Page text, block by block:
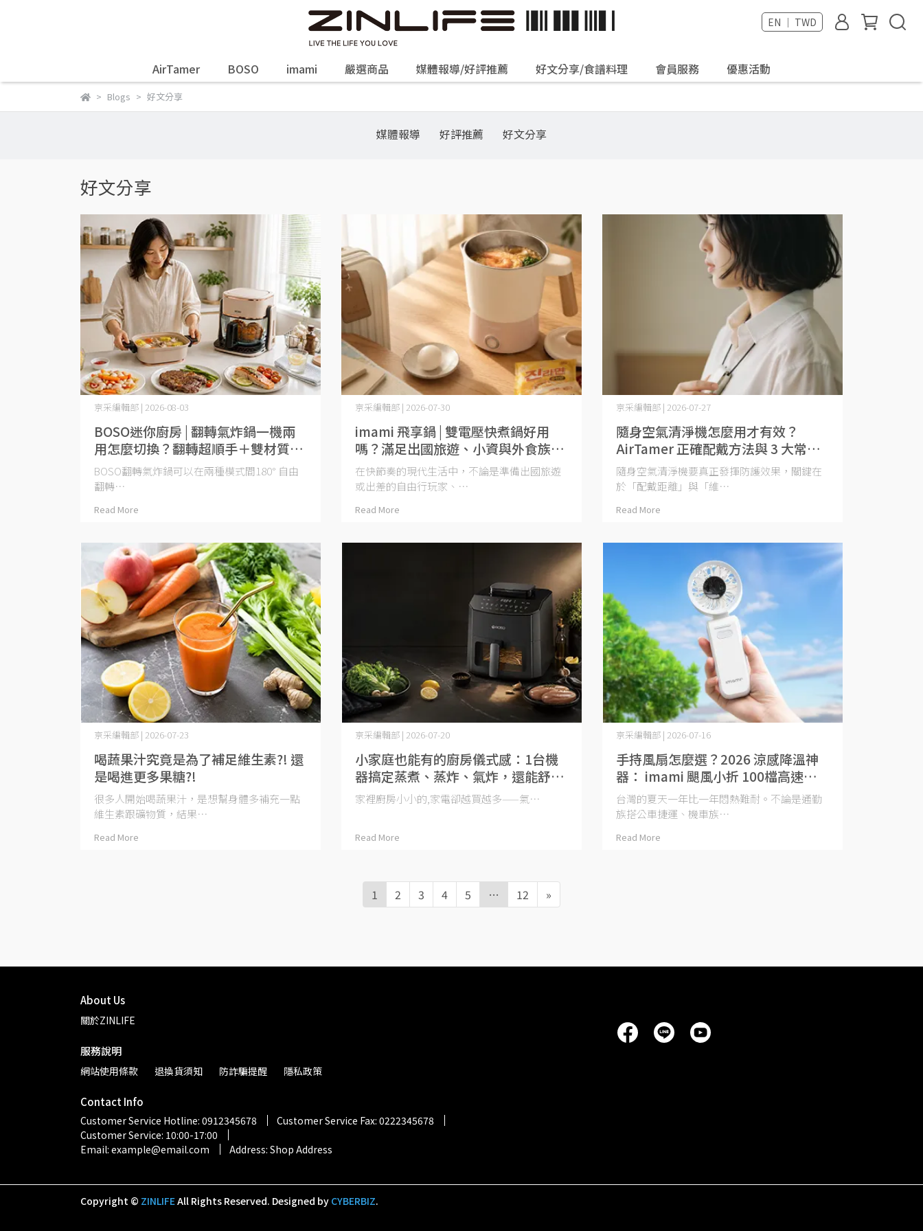
EN ｜ TWD
AirTamer BOSO imami 嚴選商品 媒體報導/好評推薦 好文分享/食譜料理 會員服務 優惠活動
Blogs 好文分享
媒體報導 好評推薦 好文分享
好文分享
BOSO迷你廚房 | 翻轉氣炸鍋一機兩
用怎麼切換？翻轉超順手＋雙材質免
刷洗清潔法
京采編輯部 | 2026-08-03
BOSO翻轉氣炸鍋可以在兩種模式間180° 自由
翻轉⋯
Read More
imami 飛享鍋 | 雙電壓快煮鍋好用
嗎？滿足出國旅遊、小資與外食族的
4 大推薦理由
京采編輯部 | 2026-07-30
在快節奏的現代生活中，不論是準備出國旅遊
或出差的自由行玩家、⋯
Read More
隨身空氣清淨機怎麼用才有效？
AirTamer 正確配戴方法與 3 大常見
錯誤觀念
京采編輯部 | 2026-07-27
隨身空氣清淨機要真正發揮防護效果，關鍵在
於「配戴距離」與「維⋯
Read More
喝蔬果汁究竟是為了補足維生素?! 還
是喝進更多果糖?!
京采編輯部 | 2026-07-23
很多人開始喝蔬果汁，是想幫身體多補充一點
維生素跟礦物質，結果⋯
Read More
小家庭也能有的廚房儀式感：1台機
器搞定蒸煮、蒸炸、氣炸，還能舒
肥!
京采編輯部 | 2026-07-20
家裡廚房小小的,家電卻越買越多——氣⋯
Read More
手持風扇怎麼選？2026 涼感降溫神
器： imami 颶風小折 100檔高速折
疊靜音手持風扇全解析
京采編輯部 | 2026-07-16
台灣的夏天一年比一年悶熱難耐。不論是通勤
族搭公車捷運、機車族⋯
Read More
1 2 3 4 5 … 12 »
About Us
關於ZINLIFE
服務說明
網站使用條款 退換貨須知 防詐騙提醒 隱私政策
Contact Info
Customer Service Hotline: 0912345678
Customer Service Fax: 0222345678
Customer Service: 10:00-17:00
Email: example@email.com
Address: Shop Address
Copyright © ZINLIFEAll Rights Reserved. Designed by CYBERBIZ.